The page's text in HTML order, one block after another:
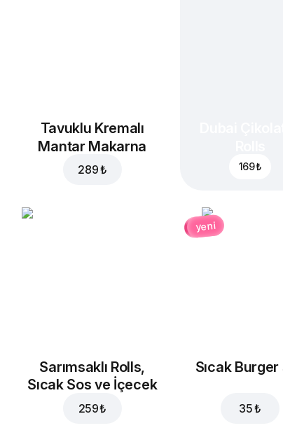
10 ₺
Kırmızı soğan
20 ₺
Tavuklu Kremalı
Mantar Makarna
289 ₺ 169 ₺
Sarımsaklı Rolls,
Sıcak Sos ve İçecek
259 ₺
yeni
Sıcak
35 ₺